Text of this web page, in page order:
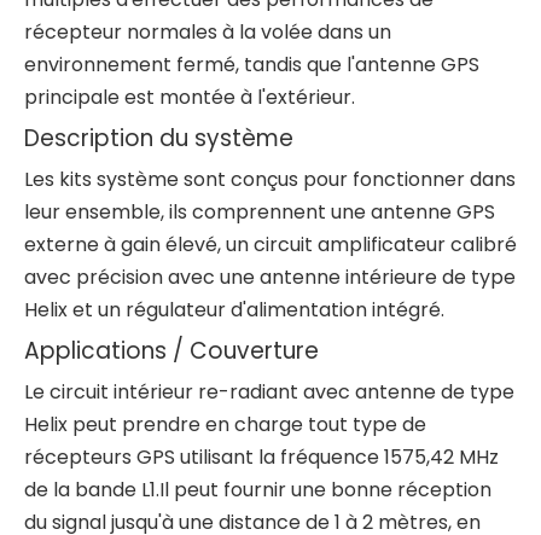
récepteur normales à la volée dans un
environnement fermé, tandis que l'antenne GPS
principale est montée à l'extérieur.
Description du système
Les kits système sont conçus pour fonctionner dans
leur ensemble, ils comprennent une antenne GPS
externe à gain élevé, un circuit amplificateur calibré
avec précision avec une antenne intérieure de type
Helix et un régulateur d'alimentation intégré.
Applications / Couverture
Le circuit intérieur re-radiant avec antenne de type
Helix peut prendre en charge tout type de
récepteurs GPS utilisant la fréquence 1575,42 MHz
de la bande L1.Il peut fournir une bonne réception
du signal jusqu'à une distance de 1 à 2 mètres, en